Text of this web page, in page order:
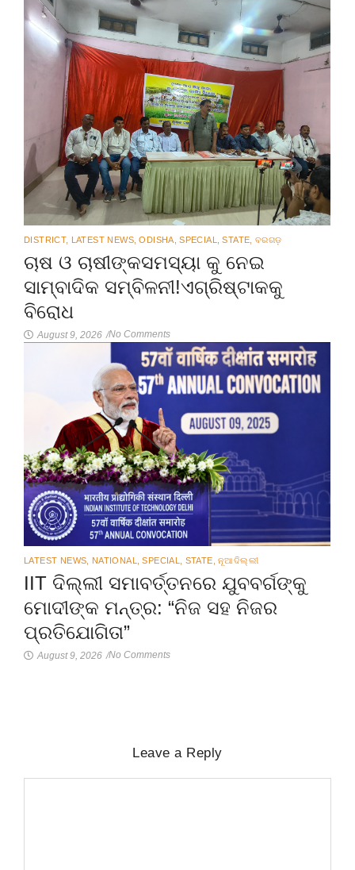
DISTRICT, LATEST NEWS ODISHA SPECIAL STATE ବରଗଡ଼
ଚାଷ ଓ ଚାଷୀଙ୍କସମସ୍ୟା କୁ ନେଇ
ସାମ୍ବାଦିକ ସମ୍ବିଳନୀ!ଏଗ୍ରିଷ୍ଟାକକୁ
ବିରୋଧ
August 9, 2026 /No Comments
LATEST NEWS NATIONAL SPECIAL STATE ନୂଆଦିଲ୍ଲୀ
IIT ଦିଲ୍ଲୀ ସମାବର୍ତ୍ତନରେ ଯୁବବର୍ଗଙ୍କୁ
ମୋଦୀଙ୍କ ମନ୍ତ୍ର: “ନିଜ ସହ ନିଜର
ପ୍ରତିଯୋଗିତା”
August 9, 2026 /No Comments
Leave a Reply